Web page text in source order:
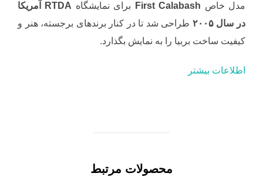
مدل خاص First Calabash برای نمایشگاه
RTDA آمریکا
در سال ۲۰۰۵
طراحی شد تا در کنار برندهای برجسته، هنر و
کیفیت ساخت بربیا را به نمایش بگذارد.
اطلاعات بیشتر
محصولات مرتبط